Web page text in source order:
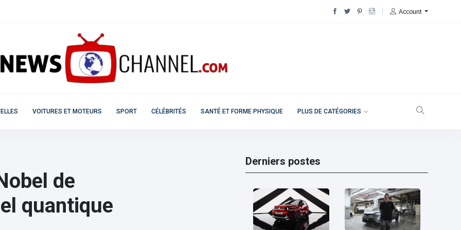
Account
VOITURES ET MOTEURS SPORT CÉLÉBRITÉS SANTÉ ET FORME PHYSIQUE PLUS DE CATÉGORIES
de
quantique
Derniers postes